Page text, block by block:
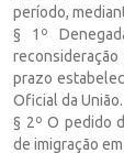
período,
§ 1º
prazo
Oficial da União.
§ 2º O pedido
de imigração